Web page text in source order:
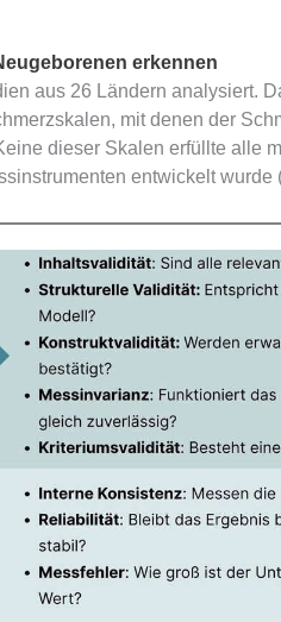
erkennen
aus 26 Ländern analysiert.
mit denen der
dieser Skalen erfüllte alle
entwickelt wurde